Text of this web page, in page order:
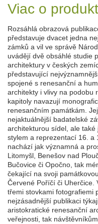
Viac o
Rozsáhlá obrazová
představuje dvacet jedna
zámků a vil ve správě
uvádějí dvě obsáhlé studie
architektury v českých
představující
spojené s renesanční a
architekty i vlivy na podobu
kapitoly navazují
renesančním památkám.
nejaktuálnější badatelské
architekturou sídel, ale
stylem a reprezentací 16. a
nachází jak významná a
Litomyšl, Benešov nad
Bučovice či Opočno, tak
čekající na svoji
Červené Poříčí či Uherčice.
třemi stovkami fotografiemi
nejzásadnější publikaci
aristokratické renesanční
veřejnosti, tak